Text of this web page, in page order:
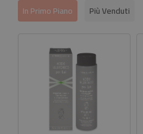
In Primo Piano Più Venduti